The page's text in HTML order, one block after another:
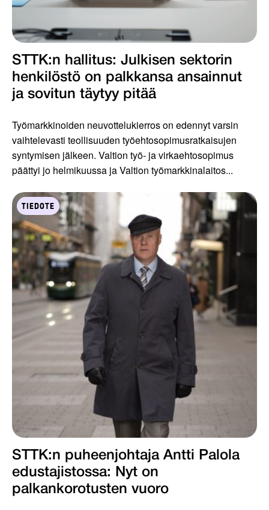
STTK:n hallitus: Julkisen sektorin
henkilöstö on palkkansa ansainnut
ja sovitun täytyy pitää
Työmarkkinoiden neuvottelukierros on edennyt varsin
vaihtelevasti teollisuuden työehtosopimusratkaisujen
syntymisen jälkeen. Valtion työ- ja virkaehtosopimus
päättyi jo helmikuussa ja Valtion työmarkkinalaitos...
TIEDOTE
STTK:n puheenjohtaja Antti Palola
edustajistossa: Nyt on
palkankorotusten vuoro